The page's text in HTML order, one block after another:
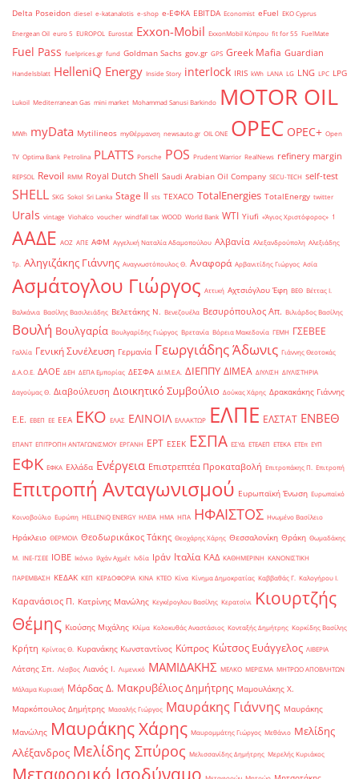
Delta Poseidon diesel e-katanalotis e-shop e-ΕΦΚΑ EBITDA Economist eFuel EKO Cyprus
Energean Oil euro 5 EUROPOL Eurostat Exxon-Mobil ExxonMobil Κύπρου fit for 55 FuelMate
Fuel Pass fuelprices.gr fund Goldman Sachs gov.gr GPS Greek Mafia Guardian
Handelsblatt HelleniQ Energy Inside Story interlock IRIS kWh LANA LG LNG LPC LPG
Lukoil Mediterranean Gas mini market Mohammad Sanusi Barkindo MOTOR OIL
MWh myData Mytilineos myΘέρμανση newsauto.gr OIL ONE OPEC OPEC+ Open
TV Optima Bank Petrolina PLATTS Porsche POS Prudent Warrior RealNews refinery margin
REPSOL Revoil RMM Royal Dutch Shell Saudi Arabian Oil Company SECU-TECH self-test
SHELL SKG Sokol Sri Lanka Stage II sts TEXACO TotalEnergies TotalEnergy twitter
Urals vintage Viohalco voucher windfall tax WOOD World Bank WTI Yiufi «Άγιος Χριστόφορος» ΄1
ΑΑΔΕ ΑΟΖ ΑΠΕ ΑΦΜ Αγγελική Ναταλία Αδαμοπούλου Αλβανία Αλεξανδρούπολη Αλεξιάδης
Τρ. Αληγιζάκης Γιάννης Αναγνωστόπουλος Θ. Αναφορά Αρβανιτίδης Γιώργος Ασία
Ασμάτογλου Γιώργος Αττική Αχτσιόγλου Έφη ΒΕΘ Βέττας Ι.
Βαλκάνια Βασίλης Βασιλειάδης Βελετάκης Ν. Βενεζουέλα Βεσυρόπουλος Απ. Βιλιάρδος Βασίλης
Βουλή Βουλγαρία Βουλγαρίδης Γιώργος Βρετανία Βόρεια Μακεδονία ΓΕΜΗ ΓΣΕΒΕΕ
Γαλλία Γενική Συνέλευση Γερμανία Γεωργιάδης Άδωνις Γιάννης Θεοτοκάς
Δ.Α.Ο.Ε. ΔΑΟΕ ΔΕΗ ΔΕΠΑ Εμπορίας ΔΕΣΦΑ ΔΙ.Μ.Ε.Α. ΔΙΕΠΠΥ ΔΙΜΕΑ ΔΙΥΛΙΣΗ ΔΙΥΛΙΣΤΗΡΙΑ
Δαγούμας Θ. Διαβούλευση Διοικητικό Συμβούλιο Δούκας Χάρης Δρακακάκης Γιάννης
Ε.Ε. ΕΒΕΠ ΕΕ ΕΕΑ ΕΚΟ ΕΛΑΣ ΕΛΙΝΟΙΛ ΕΛΛΑΚΤΩΡ ΕΛΠΕ ΕΛΣΤΑΤ ΕΝΒΕΘ
ΕΠΑΝΤ ΕΠΙΤΡΟΠΗ ΑΝΤΑΓΩΝΙΣΜΟΥ ΕΡΓΑΝΗ ΕΡΤ ΕΣΕΚ ΕΣΠΑ ΕΣΥΔ ΕΤΕΑΕΠ ΕΤΕΚΑ ΕΤΕπ ΕΥΠ
ΕΦΚ ΕΦΚΑ Ελλάδα Ενέργεια Επιστρεπτέα Προκαταβολή Επιτροπάκης Π. Επιτροπή
Επιτροπή Ανταγωνισμού Ευρωπαϊκή Ένωση Ευρωπαϊκό
Κοινοβούλιο Ευρώπη ΗELLENiQ ENERGY ΗΛΕΙΑ ΗΜΑ ΗΠΑ ΗΦΑΙΣΤΟΣ Ηνωμένο Βασίλειο
Ηράκλειο ΘΕΡΜΟΙΛ Θεοδωρικάκος Τάκης Θεοχάρης Χάρης Θεσσαλονίκη Θράκη Θωμαδάκης
Μ. ΙΝΕ-ΓΣΕΕ ΙΟΒΕ Ικόνιο Ιλχάν Αχμέτ Ινδία Ιράν Ιταλία ΚΑΔ ΚΑΘΗΜΕΡΙΝΗ ΚΑΝΟΝΙΣΤΙΚΗ
ΠΑΡΕΜΒΑΣΗ ΚΕΔΑΚ ΚΕΠ ΚΕΡΔΟΦΟΡΙΑ ΚΙΝΑ ΚΤΕΟ Κίνα Κίνημα Δημοκρατίας Καββαθάς Γ. Καλογήρου Ι.
Καρανάσιος Π. Κατρίνης Μανώλης Κεγκέρογλου Βασίλης Κερατσίνι
Κιουρτζής
Θέμης Κιούσης Μιχάλης Κλίμα Κολοκυθάς Αναστάσιος Κονταξής Δημήτρης Κορκίδης Βασίλης
Κρήτη Κρίντας Θ. Κυρανάκης Κωνσταντίνος Κύπρος Κώτσος Ευάγγελος ΛΙΒΕΡΙΑ
Λάτσης Σπ. Λέσβος Λιανός Ι. Λιμενικό ΜΑΜΙΔΑΚΗΣ ΜΕΛΚΟ ΜΕΡΙΣΜΑ ΜΗΤΡΩΟ ΑΠΟΒΛΗΤΩΝ
Μάλαμα Κυριακή Μάρδας Δ. Μακρυβέλιος Δημήτρης Μαμουλάκης Χ.
Μαρκόπουλος Δημήτρης Μασαλής Γιώργος Μαυράκης Γιάννης Μαυράκης
Μανώλης Μαυράκης Χάρης Μαυρομμάτης Γιώργος Μεθάνιο Μελίδης
Αλέξανδρος Μελίδης Σπύρος Μελισσανίδης Δημήτρης Μερελής Κυριάκος
Μεταφορικό Ισοδύναμο